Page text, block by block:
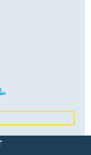
питну воду.